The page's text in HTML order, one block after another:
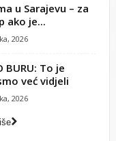
u Sarajevu – za
ako je...
2026
BURU: To je
već vidjeli
2026